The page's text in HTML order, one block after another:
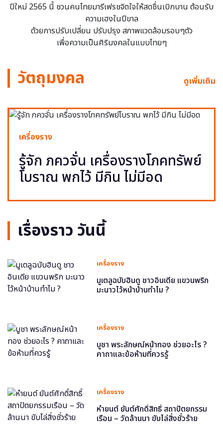
ปีใหม่ 2565 นี้ ชวนคนไทยมารีเฟรชจิตใจให้สดชื่นเบิกบาน ต้อนรับ
ความเฮงในปีขาล
ด้วยการปรับเปลี่ยน ปรับปรุง สภาพแวดล้อมรอบๆตัว
เพื่อความเป็นศิริมงคลในแบบไทยๆ
วัตถุมงคล ดูเพิ่มเติม
เครื่องราง
รู้จัก ภควจั่น เครื่องรางโภคทรัพย์
โบราณ พกไว้ มีกิน ไม่มีอด
เรื่องราว วันนี้
เครื่องราง
มูเตลูฉบับฮินดู ชาวอินเดีย แขวนพริก
มะนาวไว้หน้าบ้านทำไม ?
เครื่องราง
บูชา พระลักษณ์หน้าทอง ช่วยอะไร ?
คาถาและข้อห้ามที่ควรรู้
เครื่องราง
หำยนต์ ยันต์ศักดิ์สิทธิ์ สถาปัตยกรรม
เรือน – วัดล้านนา ขับไล่สิ่งชั่วร้าย